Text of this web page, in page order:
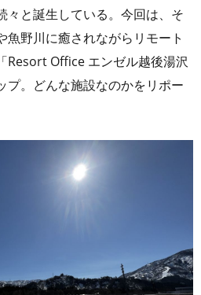
々と誕生している。今回は、そ
魚野川に癒されながらリモート
Resort Office エンゼル越後湯沢
プ。どんな施設なのかをリポー